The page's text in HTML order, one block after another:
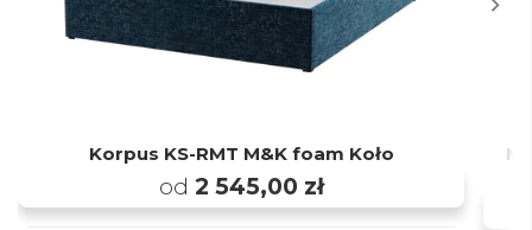
Korpus KS-RMT M&K foam Koło
od 2 545,00 zł